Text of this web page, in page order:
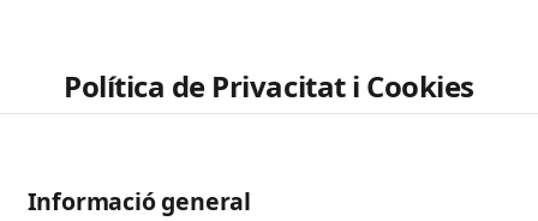
Política de Privacitat i Cookies
Informació general